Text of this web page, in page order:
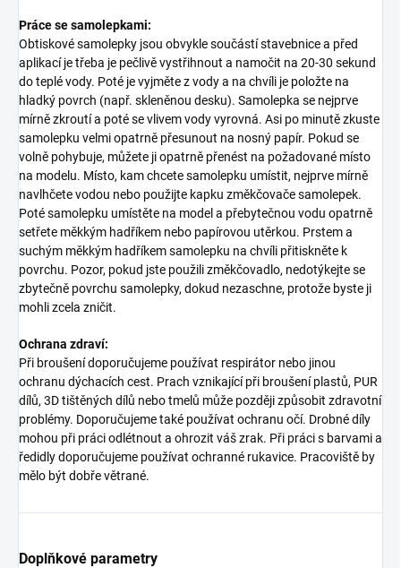
Práce se samolepkami:
Obtiskové samolepky jsou obvykle součástí stavebnice a před
aplikací je třeba je pečlivě vystřihnout a namočit na 20-30 sekund
do teplé vody. Poté je vyjměte z vody a na chvíli je položte na
hladký povrch (např. skleněnou desku). Samolepka se nejprve
mírně zkroutí a poté se vlivem vody vyrovná. Asi po minutě zkuste
samolepku velmi opatrně přesunout na nosný papír. Pokud se
volně pohybuje, můžete ji opatrně přenést na požadované místo
na modelu. Místo, kam chcete samolepku umístit, nejprve mírně
navlhčete vodou nebo použijte kapku změkčovače samolepek.
Poté samolepku umístěte na model a přebytečnou vodu opatrně
setřete měkkým hadříkem nebo papírovou utěrkou. Prstem a
suchým měkkým hadříkem samolepku na chvíli přitiskněte k
povrchu. Pozor, pokud jste použili změkčovadlo, nedotýkejte se
zbytečně povrchu samolepky, dokud nezaschne, protože byste ji
mohli zcela zničit.
Ochrana zdraví:
Při broušení doporučujeme používat respirátor nebo jinou
ochranu dýchacích cest. Prach vznikající při broušení plastů, PUR
dílů, 3D tištěných dílů nebo tmelů může později způsobit zdravotní
problémy. Doporučujeme také používat ochranu očí. Drobné díly
mohou při práci odlétnout a ohrozit váš zrak. Při práci s barvami a
ředidly doporučujeme používat ochranné rukavice. Pracoviště by
mělo být dobře větrané.
Doplňkové parametry